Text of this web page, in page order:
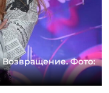
Фото: